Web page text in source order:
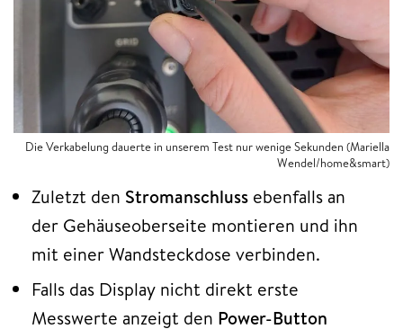
Die Verkabelung dauerte in unserem Test nur wenige Sekunden (Mariella
Wendel/home&smart)
Zuletzt den Stromanschluss ebenfalls an
der Gehäuseoberseite montieren und ihn
mit einer Wandsteckdose verbinden.
Falls das Display nicht direkt erste
Messwerte anzeigt den Power-Button